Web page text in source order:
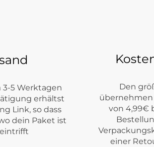
Markenmode mit sportlich-
Marke bei Kleidungsstücken, die ohne
5 Werktagen
erhältst
Link, so dass
dein Paket ist
Den
übernehmen
von 4,99€
einer